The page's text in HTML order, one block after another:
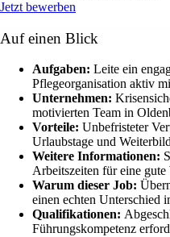
Jetzt bewerben
Auf einen Blick
Aufgaben: Leite ein
Pflegeorganisation aktiv
Unternehmen:
motivierten Team in
Vorteile: Unbefristeter
Urlaubstage und
Weitere Informationen:
Arbeitszeiten für eine
Warum dieser Job:
einen echten Unterschied
Qualifikationen:
Führungskompetenz